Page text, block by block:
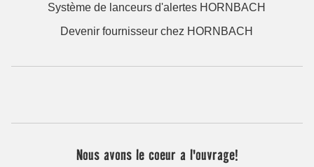
Système de lanceurs d'alertes HORNBACH
Devenir fournisseur chez HORNBACH
Nous avons le coeur a l'ouvrage!